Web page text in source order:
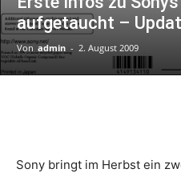
aufgetaucht –
Von admin - 2. August 2009
Sony bringt im Herbst ein